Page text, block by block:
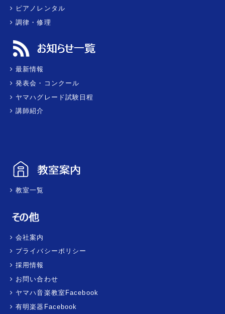
ピアノレンタル
調律・修理
最新情報
発表会・コンクール
ヤマハグレード試験日程
講師紹介
教室一覧
会社案内
プライバシーポリシー
採用情報
お問い合わせ
ヤマハ音楽教室Facebook
有明楽器Facebook